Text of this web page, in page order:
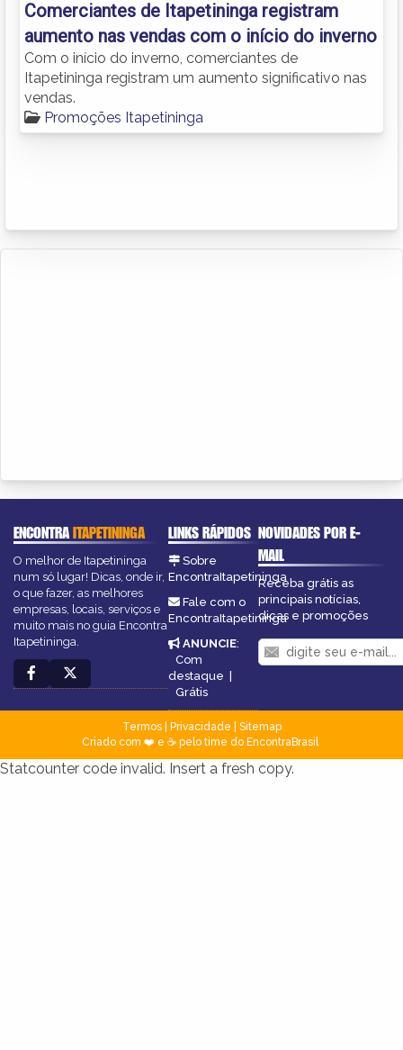
Comerciantes de Itapetininga registram
aumento nas vendas com o início do inverno
Com o início do inverno, comerciantes de
Itapetininga registram um aumento significativo nas
vendas.
Promoções Itapetininga
ENCONTRAITAPETININGA
O melhor de Itapetininga
num só lugar! Dicas, onde ir,
o que fazer, as melhores
empresas, locais, serviços e
muito mais no guia Encontra
Itapetininga.
LINKS RÁPIDOS
Sobre
EncontraItapetininga
Fale com o
EncontraItapetininga
ANUNCIE:
Com
destaque |
Grátis
NOVIDADES POR E-
MAIL
Receba grátis as
principais notícias,
dicas e promoções
Termos| Privacidade
Sitemap
Criado com ❤️ e ☕ pelo time do EncontraBrasil
Statcounter code invalid. Insert a fresh copy.